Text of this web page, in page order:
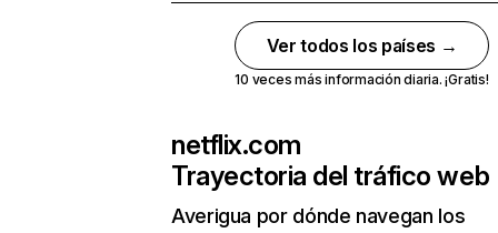
Ver todos los países →
10 veces más información diaria. ¡Gratis!
netflix.com
Trayectoria del tráfico web
Averigua por dónde navegan los